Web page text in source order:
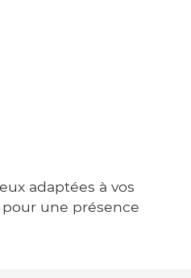
adaptées à vos
une présence